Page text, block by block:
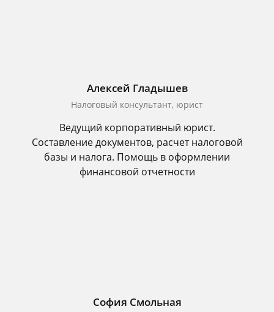
Алексей Гладышев
Налоговый консультант, юрист
Ведущий корпоративный юрист.
Составление документов, расчет налоговой
базы и налога. Помощь в оформлении
финансовой отчетности
София Смольная